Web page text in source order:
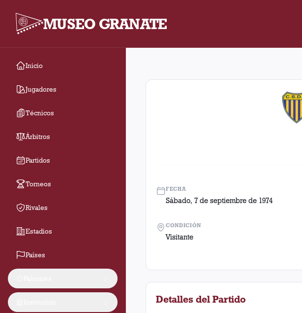
MUSEO GRANATE
Inicio
Jugadores
Técnicos
Árbitros
Partidos
Torneos
Rivales
Estadios
Países
Fecha 13. Partido entre Lanús y Dock Sud
FECHA
Sábado, 7 de septiembre de 1974
CONDICIÓN
Visitante
Detalles del Partido